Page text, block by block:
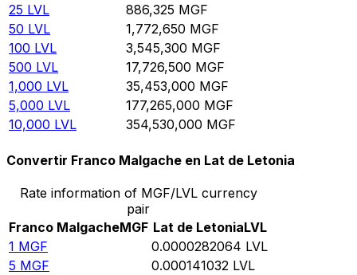
25 LVL 886,325 MGF
50 LVL 1,772,650 MGF
100 LVL 3,545,300 MGF
500 LVL 17,726,500 MGF
1,000 LVL 35,453,000 MGF
5,000 LVL 177,265,000 MGF
10,000 LVL 354,530,000 MGF
Convertir Franco Malgache en Lat de Letonia
Rate information of MGF/LVL currency
pair
Franco MalgacheMGF Lat de LetoniaLVL
1 MGF 0.0000282064 LVL
5 MGF 0.000141032 LVL